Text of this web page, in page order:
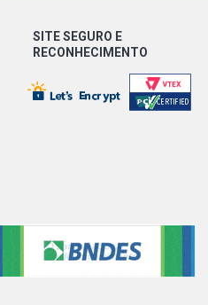
SITE SEGURO E
RECONHECIMENTO